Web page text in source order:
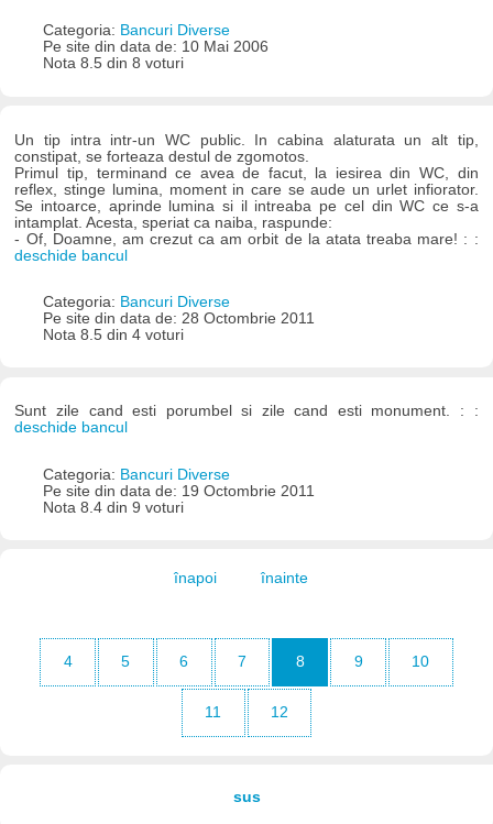
Categoria: Bancuri Diverse
Pe site din data de: 10 Mai 2006
Nota 8.5 din 8 voturi
Un tip intra intr-un WC public. In cabina alaturata un alt tip,
constipat, se forteaza destul de zgomotos.
Primul tip, terminand ce avea de facut, la iesirea din WC, din
reflex, stinge lumina, moment in care se aude un urlet infiorator.
Se intoarce, aprinde lumina si il intreaba pe cel din WC ce s-a
intamplat. Acesta, speriat ca naiba, raspunde:
- Of, Doamne, am crezut ca am orbit de la atata treaba mare! : :
deschide bancul
Categoria: Bancuri Diverse
Pe site din data de: 28 Octombrie 2011
Nota 8.5 din 4 voturi
Sunt zile cand esti porumbel si zile cand esti monument. : :
deschide bancul
Categoria: Bancuri Diverse
Pe site din data de: 19 Octombrie 2011
Nota 8.4 din 9 voturi
înapoi înainte
4 5 6 7 8 9 10
11 12
sus